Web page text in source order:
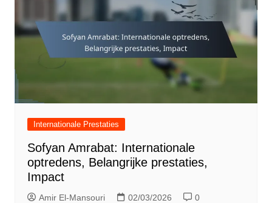
Internationale Prestaties
Sofyan Amrabat: Internationale
optredens, Belangrijke prestaties,
Impact
Amir El-Mansouri 02/03/2026 0